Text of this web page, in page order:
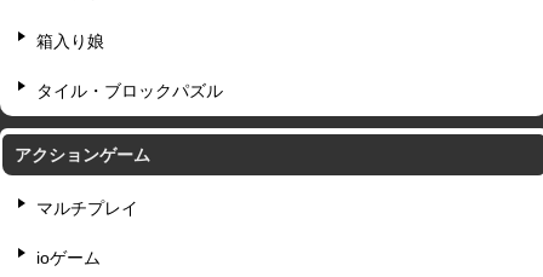
箱入り娘
タイル・ブロックパズル
アクションゲーム
マルチプレイ
ioゲーム